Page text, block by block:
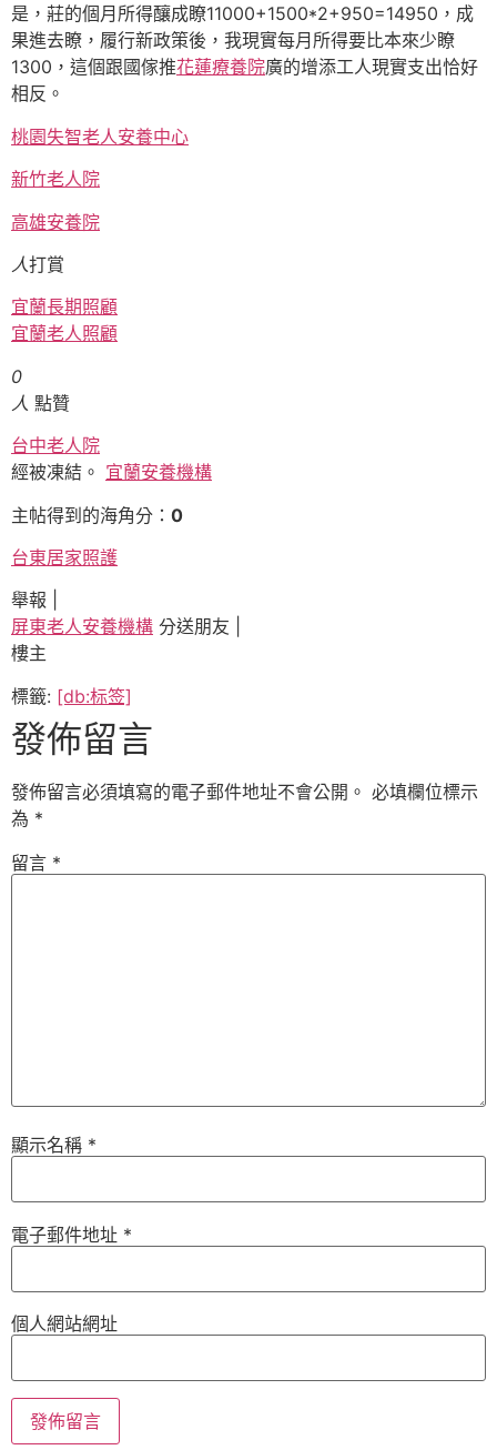
是，莊的個月所得釀成瞭11000+1500*2+950=14950，成
果進去瞭，履行新政策後，我現實每月所得要比本來少瞭
1300，這個跟國傢推花蓮療養院廣的增添工人現實支出恰好
相反。
桃園失智老人安養中心
新竹老人院
高雄安養院
人打賞
宜蘭長期照顧
宜蘭老人照顧
0
人 點贊
台中老人院
經被凍結。 宜蘭安養機構
主帖得到的海角分： 0
台東居家照護
舉報 |
屏東老人安養機構 分送朋友 |
樓主
標籤: [db:标签]
發佈留言
發佈留言必須填寫的電子郵件地址不會公開。 必填欄位標示
為 *
留言 *
顯示名稱 *
電子郵件地址 *
個人網站網址